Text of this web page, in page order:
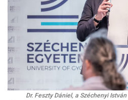
Dr. Feszty Dániel, a Széchenyi